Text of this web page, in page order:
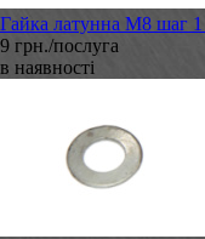
Гайка латунна М8 шаг
9 грн./послуга
в наявності